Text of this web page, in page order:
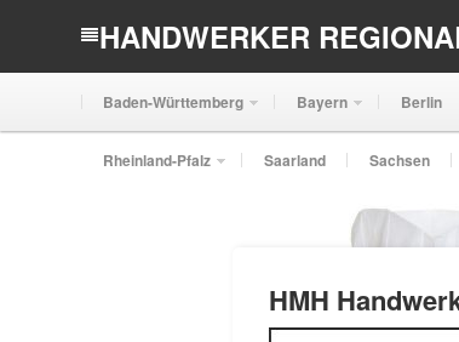
HANDWERKER
Baden-Württemberg Bayern Berlin
Rheinland-Pfalz Saarland Sachsen
HMH